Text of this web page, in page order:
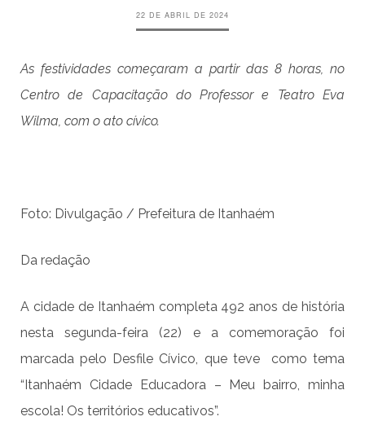
22 DE ABRIL DE 2024
As festividades começaram a partir das 8 horas, no
Centro de Capacitação do Professor e Teatro Eva
Wilma, com o ato cívico.
Foto: Divulgação / Prefeitura de Itanhaém
Da redação
A cidade de Itanhaém completa 492 anos de história
nesta segunda-feira (22) e a comemoração foi
marcada pelo Desfile Cívico, que teve como tema
“Itanhaém Cidade Educadora – Meu bairro, minha
escola! Os territórios educativos”.